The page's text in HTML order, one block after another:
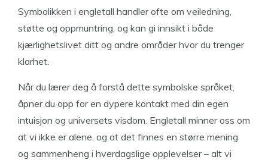
Symbolikken i engletall handler ofte om veiledning,
støtte og oppmuntring, og kan gi innsikt i både
kjærlighetslivet ditt og andre områder hvor du trenger
klarhet.
Når du lærer deg å forstå dette symbolske språket,
åpner du opp for en dypere kontakt med din egen
intuisjon og universets visdom. Engletall minner oss om
at vi ikke er alene, og at det finnes en større mening
og sammenheng i hverdagslige opplevelser – alt vi